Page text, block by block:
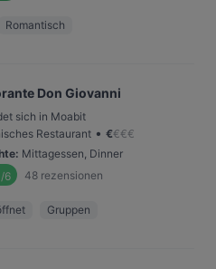
Romantisch
Don Giovanni
sich in Moabit
Restaurant • €€€€
: Mittagessen, Dinner
/6 48 rezensionen
Gruppen